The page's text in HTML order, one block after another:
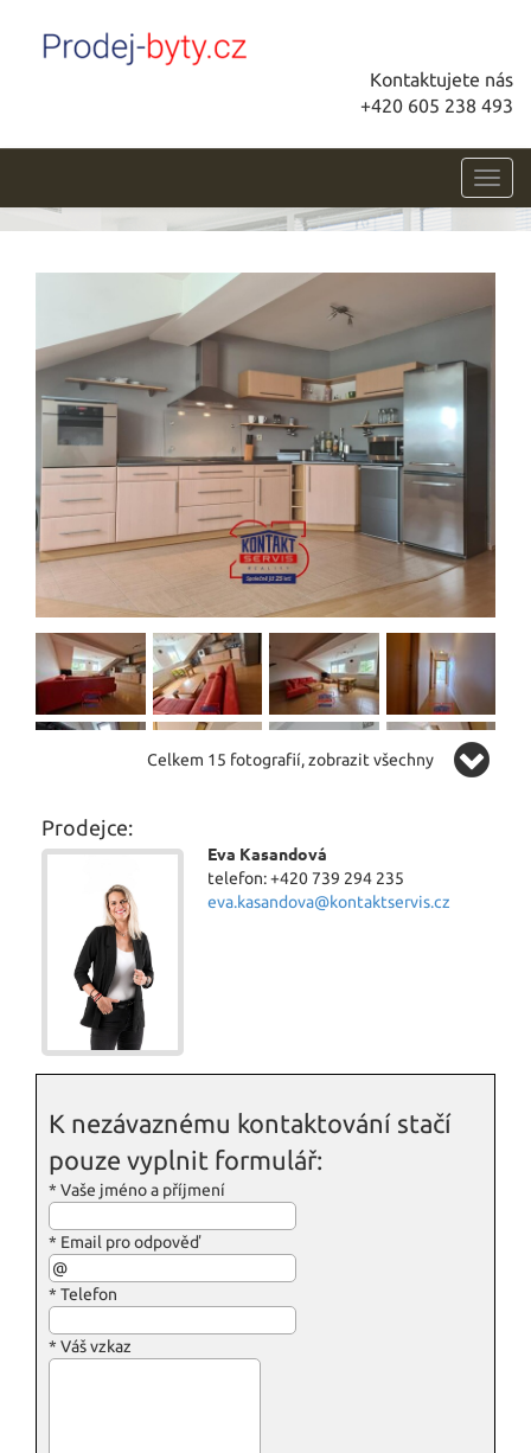
Kontaktujete nás
+420 605 238 493
Celkem 15 fotografií, zobrazit všechny
Prodejce:
Eva Kasandová
telefon: +420 739 294 235
eva.kasandova@kontaktservis.cz
K nezávaznému kontaktování stačí
pouze vyplnit formulář:
* Vaše jméno a příjmení
* Email pro odpověď
* Telefon
* Váš vzkaz